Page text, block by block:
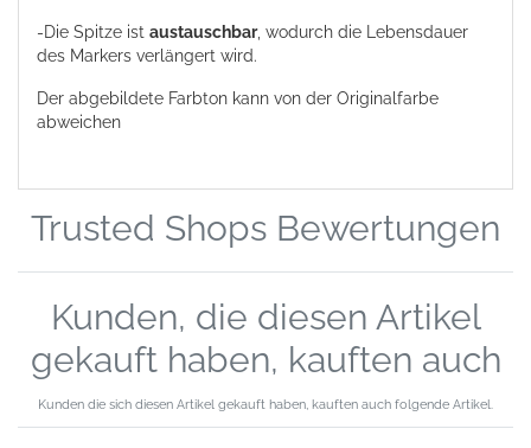
-Die Spitze ist austauschbar, wodurch die Lebensdauer
des Markers verlängert wird.
Der abgebildete Farbton kann von der Originalfarbe
abweichen
Trusted Shops Bewertungen
Kunden, die diesen Artikel
gekauft haben, kauften auch
Kunden die sich diesen Artikel gekauft haben, kauften auch folgende Artikel.